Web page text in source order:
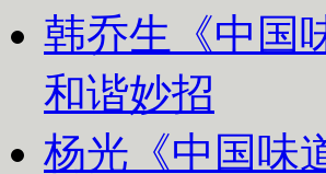
韩乔生《中国
和谐妙招
杨光《中国味